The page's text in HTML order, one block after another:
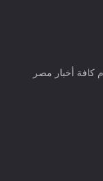
كافة أخبار مصر